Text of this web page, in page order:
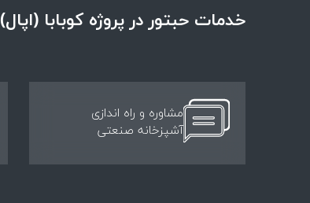
خدمات حبتور در پروژه کوبابا (اپال)
مشاوره و راه اندازی
آشپزخانه صنعتی